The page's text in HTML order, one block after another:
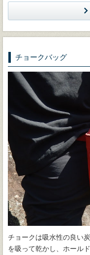
チョークバッグ
チョークは吸水性の良い
を吸って乾かし、ホール